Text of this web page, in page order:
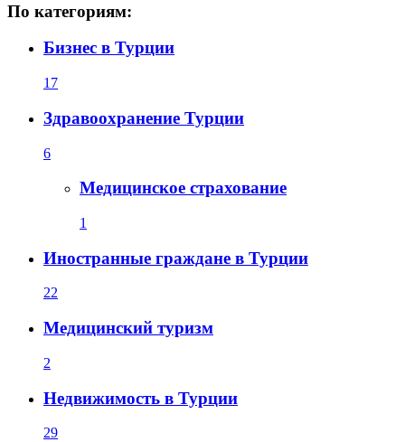
По категориям:
Бизнес в Турции
17
Здравоохранение Турции
6
Медицинское страхование
1
Иностранные граждане в Турции
22
Медицинский туризм
2
Недвижимость в Турции
29